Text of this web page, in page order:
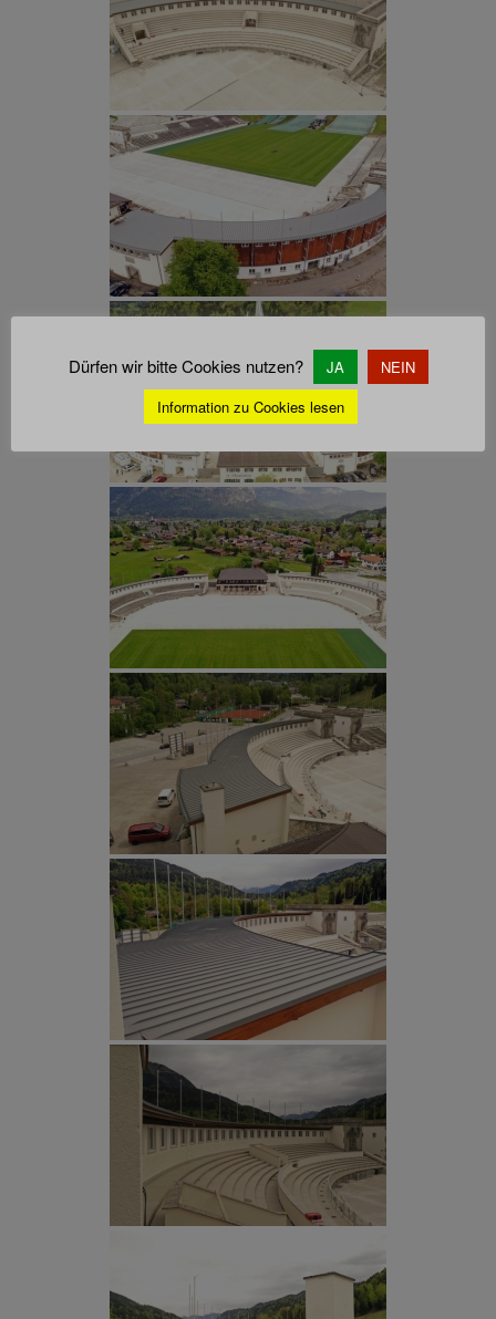
Dürfen wir bitte Cookies nutzen? JA
NEIN
Information zu Cookies lesen